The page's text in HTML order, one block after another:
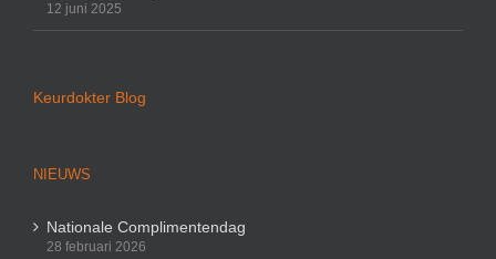
12 juni 2025
Keurdokter Blog
NIEUWS
Nationale Complimentendag
28 februari 2026